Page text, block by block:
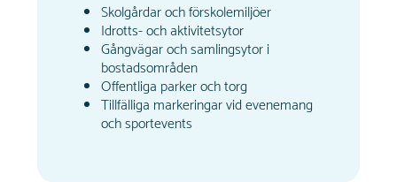
Skolgårdar och förskolemiljöer
Idrotts- och aktivitetsytor
Gångvägar och samlingsytor i
bostadsområden
Offentliga parker och torg
Tillfälliga markeringar vid evenemang
och sportevents